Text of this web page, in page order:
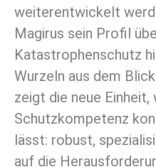
weiterentwickelt
Magirus sein Profil
Katastrophenschutz
Wurzeln aus dem
zeigt die neue Einheit,
Schutzkompetenz
lässt: robust,
auf die